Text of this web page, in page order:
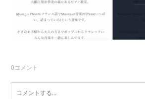
0コメント